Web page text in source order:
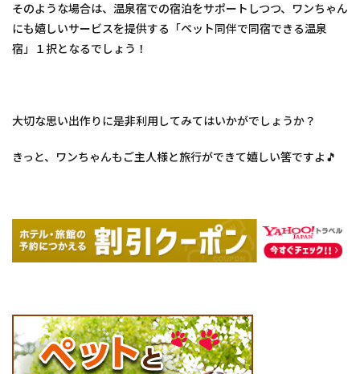
府温
泉
ホテ
ル好
ちゃ
一緒
に宿
そのような場合は、温泉宿での宿泊をサポートしつつ、ワンちゃん
にも嬉しいサービスを提供する「ペット同伴で同宿できる温泉
宿」１択となるでしょう！
大切な思い出作りに是非利用してみてはいかがでしょうか？
きっと、ワンちゃんもご主人様と旅行ができて嬉しい筈ですよ🎵